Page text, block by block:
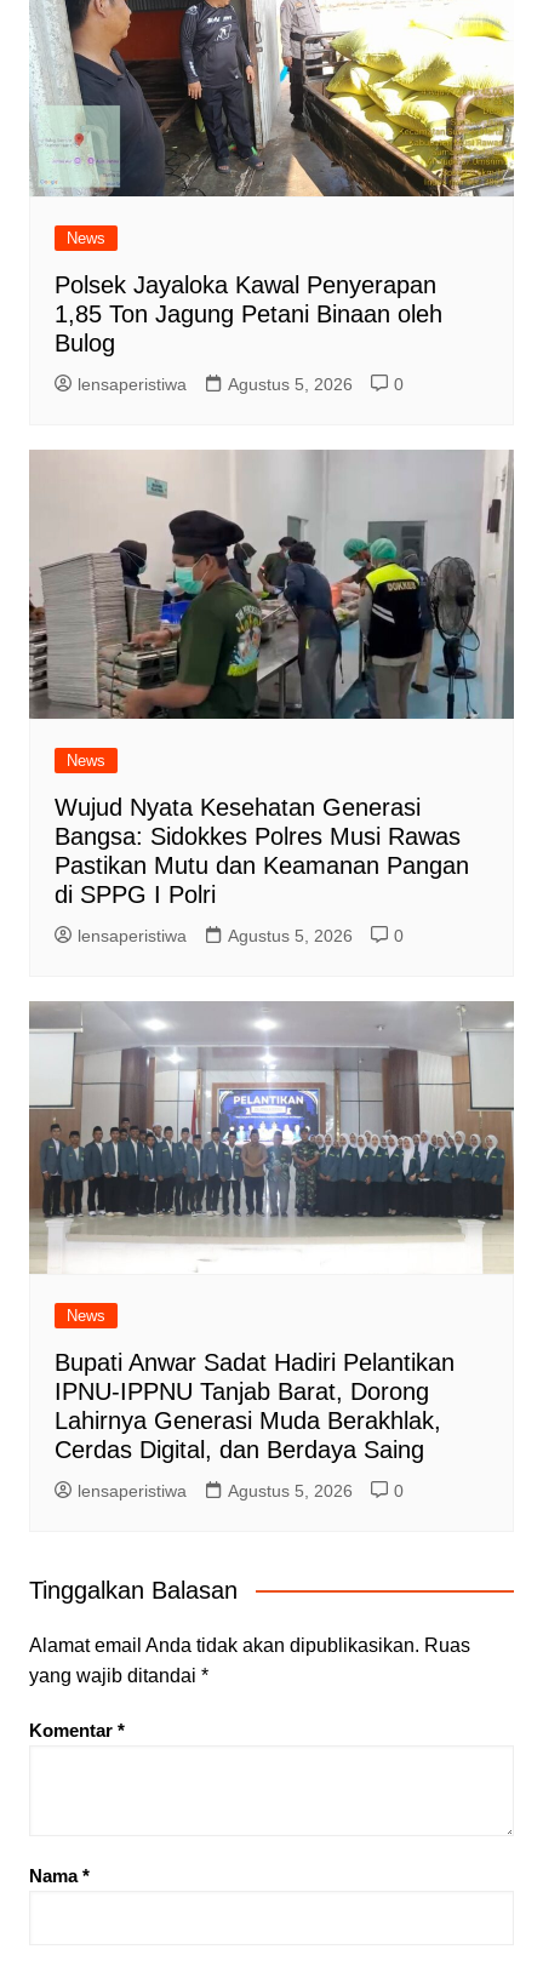
News
Polsek Jayaloka Kawal Penyerapan
1,85 Ton Jagung Petani Binaan oleh
Bulog
lensaperistiwa Agustus 5, 2026 0
News
Wujud Nyata Kesehatan Generasi
Bangsa: Sidokkes Polres Musi Rawas
Pastikan Mutu dan Keamanan Pangan
di SPPG I Polri
lensaperistiwa Agustus 5, 2026 0
News
Bupati Anwar Sadat Hadiri Pelantikan
IPNU-IPPNU Tanjab Barat, Dorong
Lahirnya Generasi Muda Berakhlak,
Cerdas Digital, dan Berdaya Saing
lensaperistiwa Agustus 5, 2026 0
Tinggalkan Balasan
Alamat email Anda tidak akan dipublikasikan. Ruas
yang wajib ditandai *
Komentar *
Nama*